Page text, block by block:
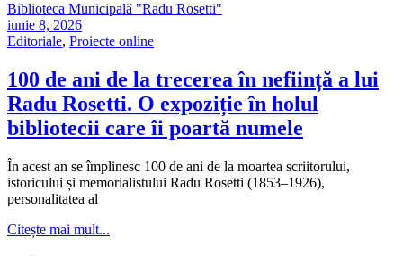
Biblioteca Municipală "Radu Rosetti"
iunie 8, 2026
Editoriale, Proiecte online
100 de ani de la trecerea în neființă a lui
Radu Rosetti. O expoziție în holul
bibliotecii care îi poartă numele
În acest an se împlinesc 100 de ani de la moartea scriitorului,
istoricului și memorialistului Radu Rosetti (1853–1926),
personalitatea al
Citește mai mult...